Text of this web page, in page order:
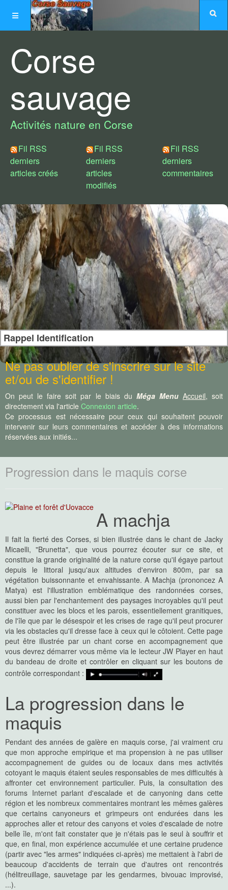
Corse
sauvage
Activités nature en Corse
Fil RSS
derniers
articles créés
Fil RSS
derniers
articles
modifiés
Fil RSS
derniers
commentaires
Choix de styles :
Rappel Identification
Ne pas oublier de s'inscrire sur le site
et/ou de s'identifier !
On peut le faire soit par le biais du Méga Menu Accueil, soit
directement via l'article Connexion article.
Ce processus est nécessaire pour ceux qui souhaitent pouvoir
intervenir sur leurs commentaires et accéder à des informations
réservées aux initiés...
Progression dans le maquis corse
A machja
Il fait la fierté des Corses, si bien illustrée dans le chant de Jacky
Micaelli,"Brunetta", que vous pourrez écouter sur ce site, et
constitue la grande originalité de la nature corse qu'il égaye partout
depuis le littoral jusqu'aux altitudes d'environ 800m, par sa
végétation buissonnante et envahissante. A Machja (prononcez A
Matya) est l'illustration emblématique des randonnées corses,
aussi bien par l'enchantement des paysages incroyables qu'il peut
constituer avec les blocs et les parois, essentiellement granitiques,
de l'île que par le désespoir et les crises de rage qu'il peut procurer
via les obstacles qu'il dresse face à ceux qui le côtoient. Cette page
peut être illustrée par un chant corse en accompagnement que
vous devrez démarrer vous même via le lecteur JW Player en haut
du bandeau de droite et contrôler en cliquant sur les boutons de
contrôle correspondant :
La progression dans le
maquis
Pendant des années de galère en maquis corse, j'ai vraiment cru
que mon approche empirique et ma propension à ne pas utiliser
accompagnement de guides ou de locaux dans mes activités
cotoyant le maquis étaient seules responsables de mes difficultés à
affronter cet environnement particulier. Puis, la consultation des
forums Internet parlant d'escalade et de canyoning dans cette
région et les nombreux commentaires montrant les mêmes galères
que certains canyoneurs et grimpeurs ont endurées dans les
approches aller et retour des canyons et voies d'escalade de notre
belle île, m'ont fait constater que je n'étais pas le seul à souffrir et
que, en final, mon expérience accumulée et une certaine prudence
(partir avec "les armes" indiquées ci-après) me mettaient à l'abri de
beaucoup d'accidents de terrain que d'autres ont rencontrés
(hélitreuillage, sauvetage par les gendarmes, bivouac improvisé,
...).